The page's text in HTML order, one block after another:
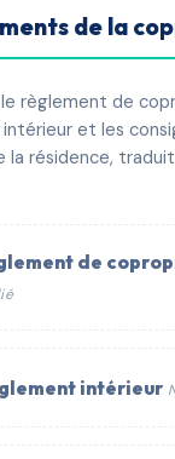
DU
Gonfaron
🏠 70 lots 🏗
Syndic Digital
de la
règlement de
et les
la résidence,
de
intérieur